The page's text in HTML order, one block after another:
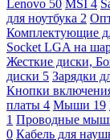
Lenovo 50 MSI 4
для ноутбука 2
Комплектующие
Socket LGA на
Жесткие диски,
диски 5 Зарядки
Кнопки
платы 4 Мыши 19
1 Проводные
0 Кабель для